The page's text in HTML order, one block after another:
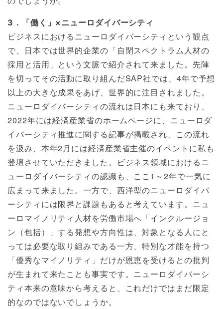
3．「働く」×ニューロダイバーシティ
ビジネスにおけるニューロダイバーシティという観点
で、日本では世界的企業の「自閉スペクトラム人材の
採用と活用」という文脈で紹介されて来ました。先陣
を切ってその活動に取り組んだSAP社では、4年で予想
以上の大きな成果をあげ、世界的に注目されました。
ニューロダイバーシティの流れは日本にも来ており、
2022年には経済産業省のホームページに、ニューロダ
イバーシティ推進に関する記事が掲載され、この流れ
を汲み、本年2月には経済産業省主催のイベントに私も
登壇させていただきました。ビジネス領域におけるニ
ューロダイバーシティの認識も、ここ1～2年で一気に
広まって来ました。一方で、西洋型のニューロダイバ
ーシティには限界と課題もあると考えています。ニュ
ーロマイノリティ人材を労働市場へ「インクルージョ
ン（包括）」する発想や方向性は、対象となる人にと
っては必要な取り組みである一方、特別な才能を持つ
「優秀なマイノリティ」だけが恩恵を受けるとの批判
が生まれて来たことも事実です。ニューロダイバーシ
ティ本来の意味から考えると、これだけではまだ限定
的なのではないでしょうか。